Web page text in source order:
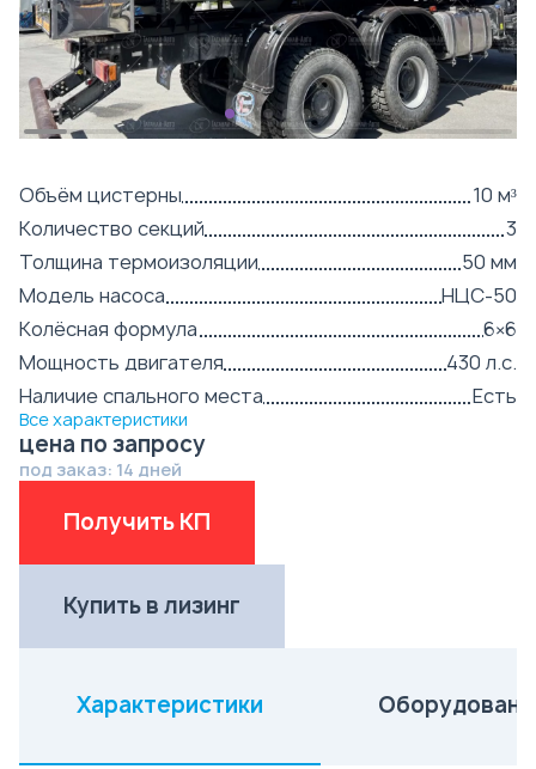
Объём цистерны
10 м³
Количество секций
3
Толщина термоизоляции
50 мм
Модель насоса
НЦС-50
Колёсная формула
6×6
Мощность двигателя
430 л.с.
Наличие спального места
Есть
Все характеристики
цена по запросу
под заказ: 14 дней
Получить КП
Купить в лизинг
Характеристики